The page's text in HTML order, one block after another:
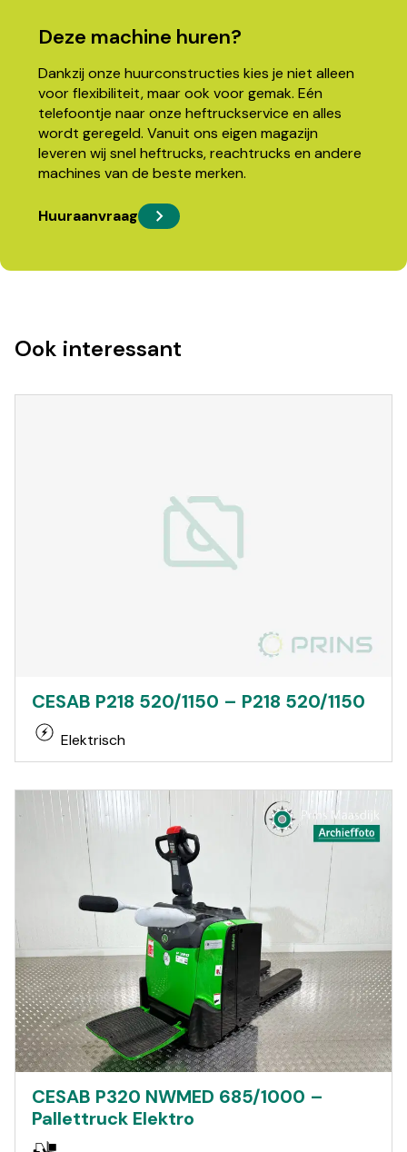
Deze machine huren?
Dankzij onze huurconstructies kies je niet alleen
voor flexibiliteit, maar ook voor gemak. Eén
telefoontje naar onze heftruckservice en alles
wordt geregeld. Vanuit ons eigen magazijn
leveren wij snel heftrucks, reachtrucks en andere
machines van de beste merken.
Huuraanvraag
Ook interessant
CESAB P218 520/1150 – P218 520/1150
Elektrisch
CESAB P320 NWMED 685/1000 –
Pallettruck Elektro